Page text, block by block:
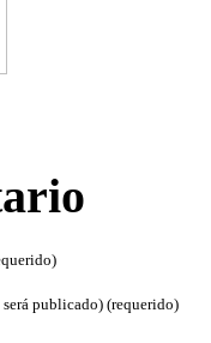
publicado) (requerido)